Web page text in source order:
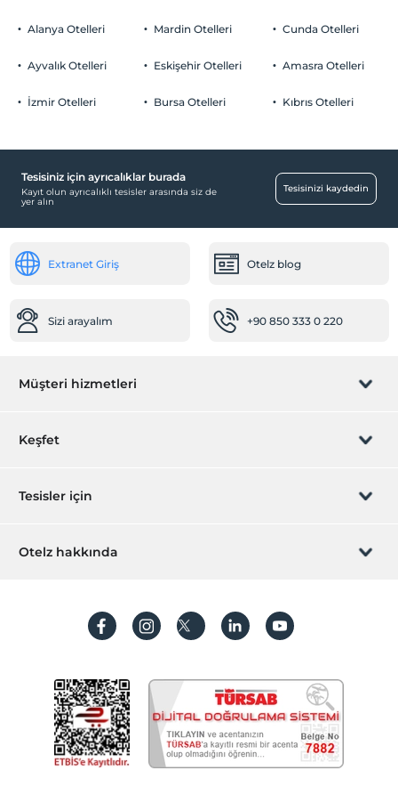
Otopark
Ücretsiz Halka Açık Otopark
Çocuk
Mama için su ısıtıcı
Faks/fotokopi
Temizlik Hizmetleri
Havaalanı servisi (ücretli)
Yiyecek & İçecek
Kapalı restoran
Aile odaları
Ses geçirmeyen odalar
Sigara içilmeyen odalar
Valizlik
2 yaşına kadar olan bebekler ücretsizdir.
Alanya Otelleri
Ayvalık Otelleri
İzmir Otelleri
Mardin Otelleri
Eskişehir Otelleri
Bursa Otelleri
Cunda Otelleri
Amasra Otelleri
Kıbrıs Otelleri
Tesisiniz için ayrıcalıklar burada
Kayıt olun ayrıcalıklı tesisler arasında siz de
yer alın
Tesisinizi kaydedin
Extranet Giriş Otelz blog
Sizi arayalım +90 850 333 0 220
Müşteri hizmetleri
Rezervasyon yönet
Sıkça sorulan sorular
İşlem rehberi
Keşfet
Hediye Kart
Hesap oluştur
Tesisler için
Hemen tesisinizi ekleyin
Otelz hakkında
Koşullar ve şartlar
Aydınlatma metni